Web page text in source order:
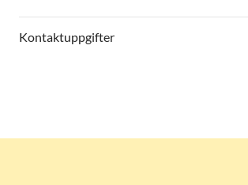
Kontaktuppgifter